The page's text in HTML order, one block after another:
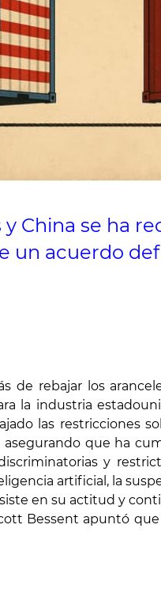
China se ha
un acuerdo
de rebajar los
la industria
las restricciones
que ha
y
artificial, la
en su actitud y
Bessent apuntó